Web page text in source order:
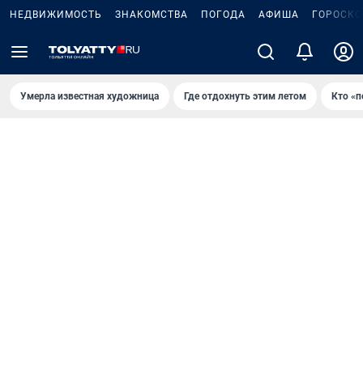
НЕДВИЖИМОСТЬ ЗНАКОМСТВА ПОГОДА АФИША
Умерла известная художница Где отдохнуть этим летом Кто